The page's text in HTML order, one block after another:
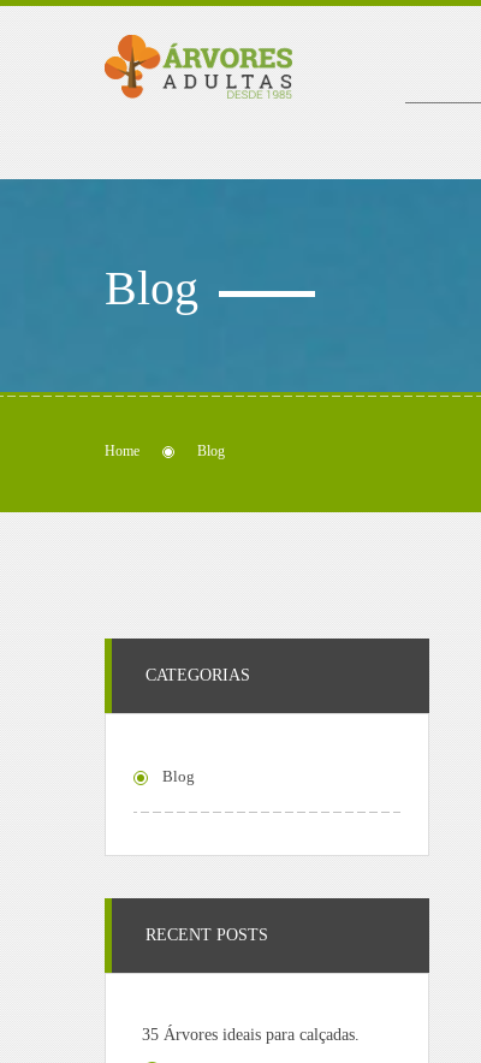
Blog
Home Blog
CATEGORIAS
Blog
RECENT POSTS
35 Árvores ideais para calçadas.